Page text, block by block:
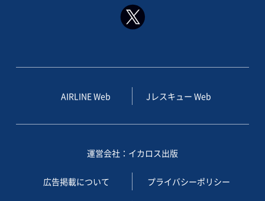
AIRLINE Web Jレスキュー Web
運営会社：イカロス出版
広告掲載について プライバシーポリシー